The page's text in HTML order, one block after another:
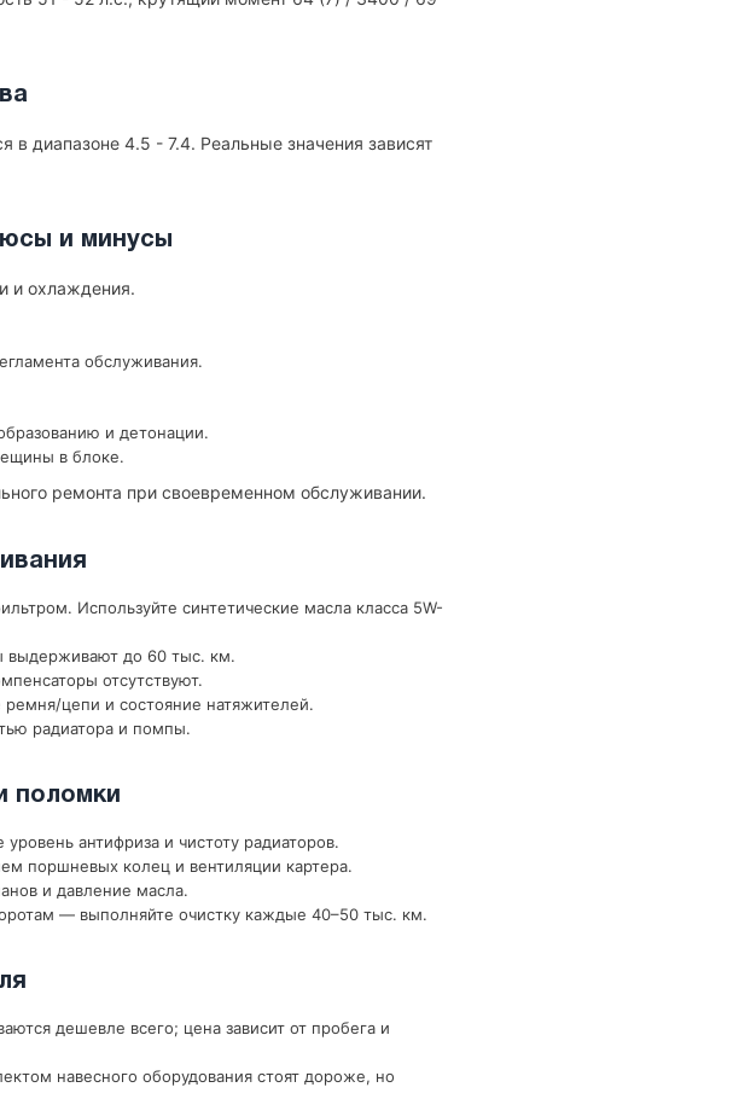
в диапазоне 4.5 - 7.4. Реальные значения зависят
и минусы
и охлаждения.
обслуживания.
и детонации.
в блоке.
ремонта при своевременном обслуживании.
Используйте синтетические масла класса 5W-
выдерживают до 60 тыс. км.
отсутствуют.
цепи и состояние натяжителей.
радиатора и помпы.
поломки
антифриза и чистоту радиаторов.
поршневых колец и вентиляции картера.
и давление масла.
— выполняйте очистку каждые 40–50 тыс. км.
дешевле всего; цена зависит от пробега и
навесного оборудования стоят дороже, но